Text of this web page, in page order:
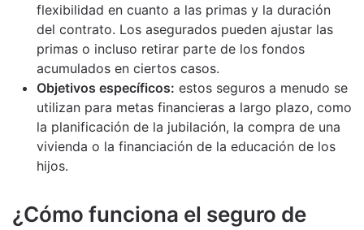
flexibilidad en cuanto a las primas y la duración
del contrato. Los asegurados pueden ajustar las
primas o incluso retirar parte de los fondos
acumulados en ciertos casos.
Objetivos específicos: estos seguros a menudo se
utilizan para metas financieras a largo plazo, como
la planificación de la jubilación, la compra de una
vivienda o la financiación de la educación de los
hijos.
¿Cómo funciona el seguro de